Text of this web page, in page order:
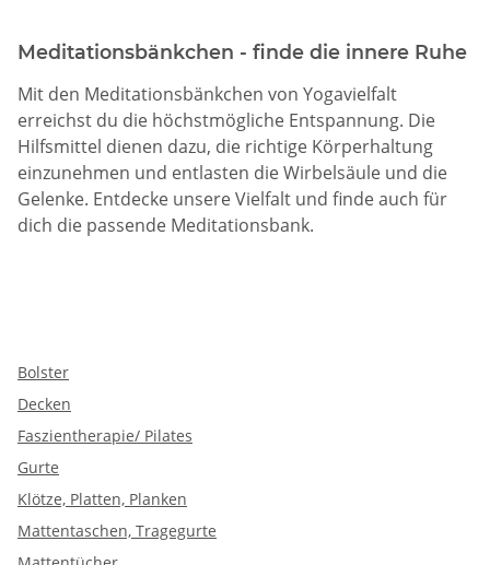
Meditationsbänkchen - finde die innere Ruhe
Mit den Meditationsbänkchen von Yogavielfalt
erreichst du die höchstmögliche Entspannung. Die
Hilfsmittel dienen dazu, die richtige Körperhaltung
einzunehmen und entlasten die Wirbelsäule und die
Gelenke. Entdecke unsere Vielfalt und finde auch für
dich die passende Meditationsbank.
Bolster
Decken
Faszientherapie/ Pilates
Gurte
Klötze, Platten, Planken
Mattentaschen, Tragegurte